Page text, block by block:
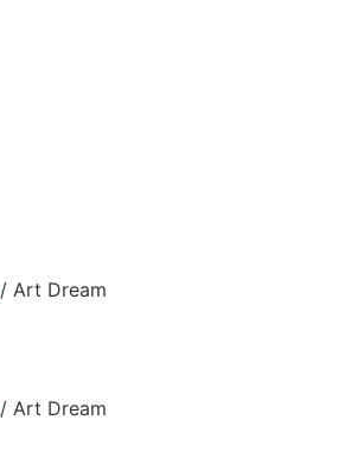
/ Art Dream
/ Art Dream